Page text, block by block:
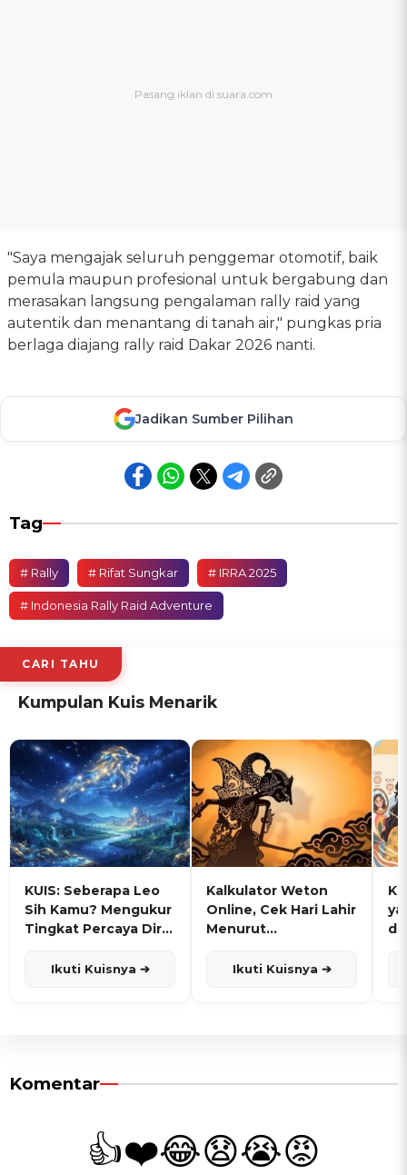
"Saya mengajak seluruh penggemar otomotif, baik
pemula maupun profesional untuk bergabung dan
merasakan langsung pengalaman rally raid yang
autentik dan menantang di tanah air," pungkas pria
berlaga diajang rally raid Dakar 2026 nanti.
Jadikan Sumber Pilihan
Tag
# Rally # Rifat Sungkar # IRRA 2025
# Indonesia Rally Raid Adventure
CARI TAHU
Kumpulan Kuis Menarik
KUIS: Seberapa Leo
Sih Kamu? Mengukur
Tingkat Percaya Diri
Ikuti Kuisnya ➔
Kalkulator Weton
Online, Cek Hari Lahir
Menurut
Ikuti Kuisnya ➔
Komentar
👍❤️😂😧😭😡